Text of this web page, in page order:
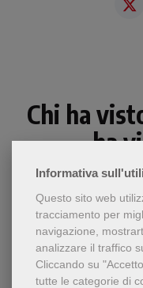
Informativa
Questo sito web
tracciamento per
navigazione,
analizzare il traffico
Cliccando su
tutte le categorie di
Chi ha
ha